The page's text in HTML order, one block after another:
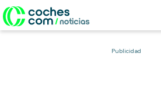
Publicidad